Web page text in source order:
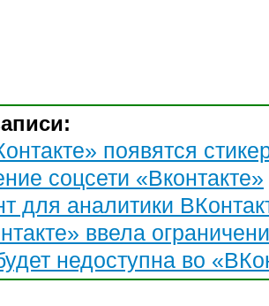
появятся
соцсети «Вконтакте»
для аналитики
ввела
недоступна во